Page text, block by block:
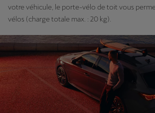
votre véhicule, le porte-vélo de toit vous
vélos (charge totale max. : 20 kg).